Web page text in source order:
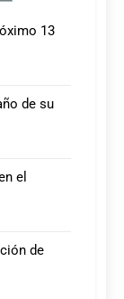
13
de su
el
de